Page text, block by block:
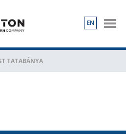
TERMÉKEK
EN
TATABÁNYA